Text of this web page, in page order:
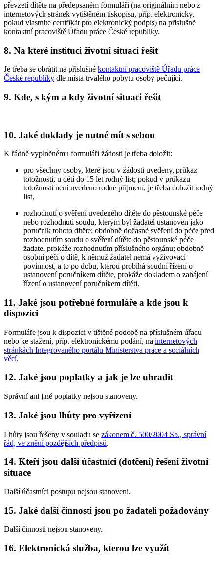
převzetí dítěte na předepsaném formuláři (na originálním nebo z
internetových stránek vytištěném tiskopisu, příp. elektronicky,
pokud vlastníte certifikát pro elektronický podpis) na příslušné
kontaktní pracoviště Úřadu práce České republiky.
8. Na které instituci životní situaci řešit
Je třeba se obrátit na příslušné kontaktní pracoviště Úřadu práce
České republiky dle místa trvalého pobytu osoby pečující.
9. Kde, s kým a kdy životní situaci řešit
10. Jaké doklady je nutné mít s sebou
K řádně vyplněnému formuláři žádosti je třeba doložit:
pro všechny osoby, které jsou v žádosti uvedeny, průkaz
totožnosti, u dětí do 15 let rodný list; pokud v průkazu
totožnosti není uvedeno rodné příjmení, je třeba doložit rodný
list,
rozhodnutí o svěření uvedeného dítěte do pěstounské péče
nebo rozhodnutí soudu, kterým byl žadatel ustanoven jako
poručník tohoto dítěte; obdobně dočasné svěření do péče před
rozhodnutím soudu o svěření dítěte do pěstounské péče
žadatel prokáže rozhodnutím příslušného orgánu; obdobně
osobní péči o dítě, k němuž žadatel nemá vyživovací
povinnost, a to po dobu, kterou probíhá soudní řízení o
ustanovení poručníkem dítěte, prokáže dokladem o zahájení
řízení o ustanovení poručníkem dítěti.
11. Jaké jsou potřebné formuláře a kde jsou k
dispozici
Formuláře jsou k dispozici v tištěné podobě na příslušném úřadu
nebo ke stažení, příp. elektronickému podání, na internetových
stránkách Integrovaného portálu Ministerstva práce a sociálních
věcí.
12. Jaké jsou poplatky a jak je lze uhradit
Správní ani jiné poplatky nejsou stanoveny.
13. Jaké jsou lhůty pro vyřízení
Lhůty jsou řešeny v souladu se zákonem č. 500/2004 Sb., správní
řád, ve znění pozdějších předpisů.
14. Kteří jsou další účastníci (dotčení) řešení životní
situace
Další účastníci postupu nejsou stanoveni.
15. Jaké další činnosti jsou po žadateli požadovány
Další činnosti nejsou stanoveny.
16. Elektronická služba, kterou lze využít